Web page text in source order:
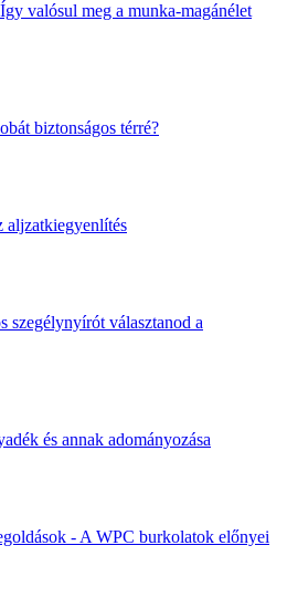
valósul meg a munka-magánélet
biztonságos térré?
aljzatkiegyenlítés
szegélynyírót választanod a
és annak adományozása
- A WPC burkolatok előnyei